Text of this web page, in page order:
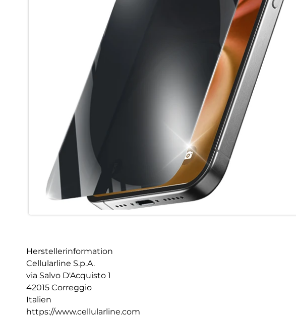
Herstellerinformation
Cellularline S.p.A.
via Salvo D'Acquisto 1
42015 Correggio
Italien
https://www.cellularline.com